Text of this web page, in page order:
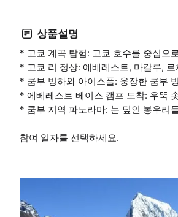
상품설명
* 고쿄 계곡 탐험: 고쿄 호수를 중심으
* 고쿄 리 정상: 에베레스트, 마칼루,
* 쿰부 빙하와 아이스폴: 웅장한 쿰부
* 에베레스트 베이스 캠프 도착: 우뚝
* 쿰부 지역 파노라마: 눈 덮인 봉우리
참여 일자를 선택하세요.